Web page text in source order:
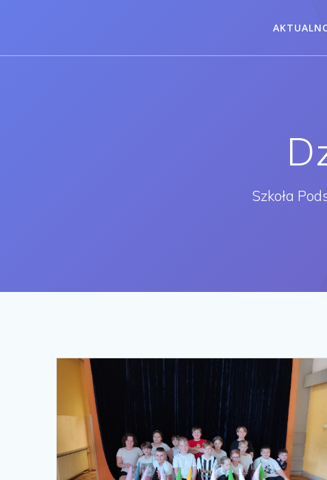
Szkoła